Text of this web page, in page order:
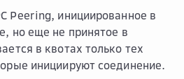
Peering, инициированное в
но еще не принятое в
в квотах только тех
инициируют соединение.